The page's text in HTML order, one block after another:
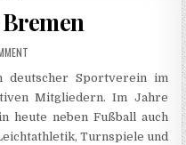
ON SV WERDER BREMEN
Sportverein im
Mitgliedern. Im Jahre
heute neben Fußball auch
Turnspiele und